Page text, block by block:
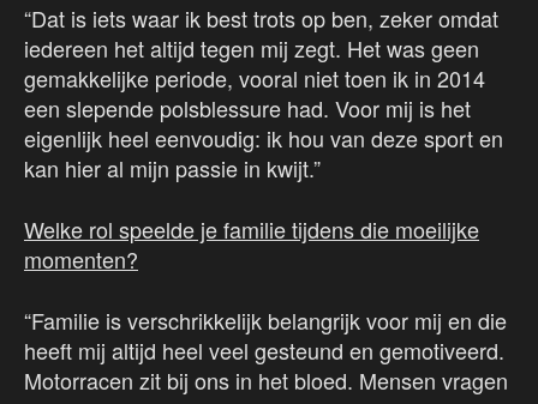
“Dat is iets waar ik best trots op ben, zeker omdat
iedereen het altijd tegen mij zegt. Het was geen
gemakkelijke periode, vooral niet toen ik in 2014
een slepende polsblessure had. Voor mij is het
eigenlijk heel eenvoudig: ik hou van deze sport en
kan hier al mijn passie in kwijt.”
Welke rol speelde je familie tijdens die moeilijke
momenten?
“Familie is verschrikkelijk belangrijk voor mij en die
heeft mij altijd heel veel gesteund en gemotiveerd.
Motorracen zit bij ons in het bloed. Mensen vragen